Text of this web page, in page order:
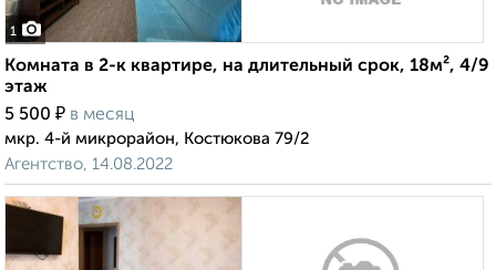
1
Комната в 2-к квартире, на длительный срок, 18м², 4/9
этаж
5 500 ₽ в месяц
мкр. 4-й микрорайон, Костюкова 79/2
Агентство, 14.08.2022